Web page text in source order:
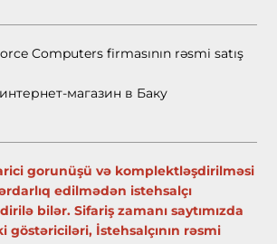
Computers firmasının rəsmi satış
магазин в Баку
gorunüşü və komplektləşdirilməsi
edilmədən istehsalçı
bilər. Sifariş zamanı saytımızda
göstəriciləri, İstehsalçının rəsmi